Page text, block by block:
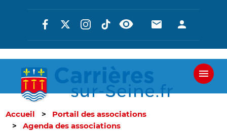
Aller
au
contenu
Réseaux
En-
-
En-
-
Accueil
Portail des associations
Agenda des associations